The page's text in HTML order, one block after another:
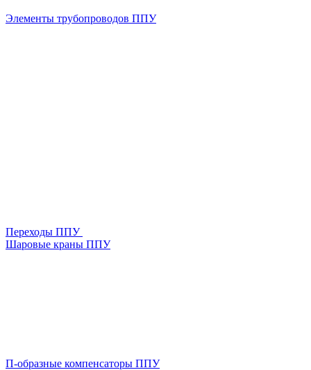
Элементы трубопроводов ППУ
Переходы ППУ
Шаровые краны ППУ
П-образные компенсаторы ППУ